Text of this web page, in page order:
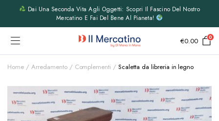
Dai Una Seconda Vita Agli Oggetti: Scopri Il Fascino Del Nostro
Mercatino E Fai Del Bene Al Pianeta!
€0.00 0
Home Arredamento Complementi Scaletta da libreria in legno